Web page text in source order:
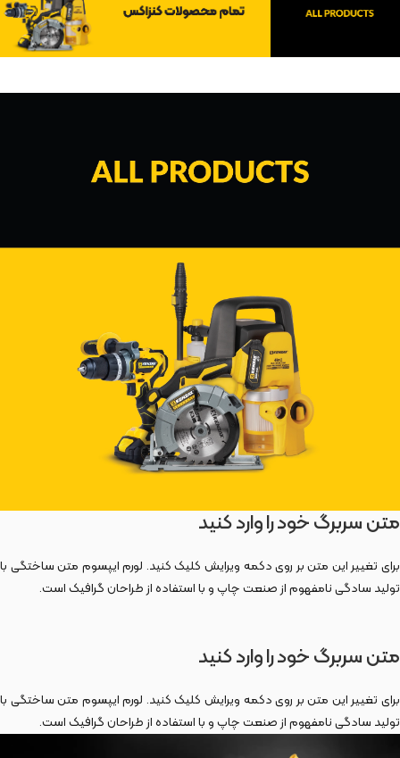
متن سربرگ خود را وارد کنید
برای تغییر این متن بر روی دکمه ویرایش کلیک کنید. لورم ایپسوم متن ساختگی با
تولید سادگی نامفهوم از صنعت چاپ و با استفاده از طراحان گرافیک است.
متن سربرگ خود را وارد کنید
برای تغییر این متن بر روی دکمه ویرایش کلیک کنید. لورم ایپسوم متن ساختگی با
تولید سادگی نامفهوم از صنعت چاپ و با استفاده از طراحان گرافیک است.